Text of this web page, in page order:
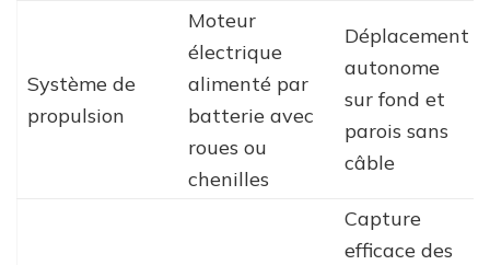
Système de
propulsion
Moteur
électrique
alimenté par
batterie avec
roues ou
chenilles
Déplacement
autonome
sur fond et
parois sans
câble
Capture
efficace des